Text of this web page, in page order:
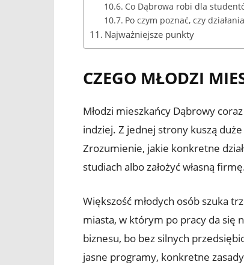
Co Dąbrowa robi dla
Po czym poznać, czy
Najważniejsze punkty
CZEGO MŁODZI
Młodzi mieszkańcy Dąbrowy
indziej. Z jednej strony kuszą
Zrozumienie, jakie konkretne
studiach albo założyć własną
Większość młodych osób szuka
miasta, w którym po pracy da się
biznesu, bo bez silnych
jasne programy, konkretne